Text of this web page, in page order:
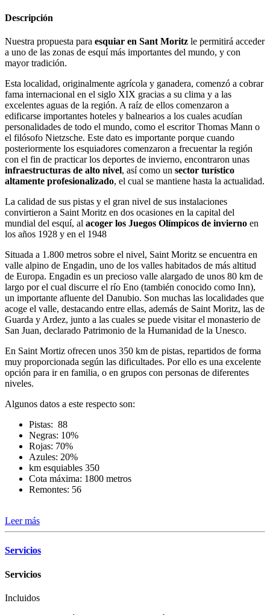
Descripción
Nuestra propuesta para esquiar en Sant Moritz le permitirá acceder
a uno de las zonas de esquí más importantes del mundo, y con
mayor tradición.
Esta localidad, originalmente agrícola y ganadera, comenzó a cobrar
fama internacional en el siglo XIX gracias a su clima y a las
excelentes aguas de la región. A raíz de ellos comenzaron a
edificarse importantes hoteles y balnearios a los cuales acudían
personalidades de todo el mundo, como el escritor Thomas Mann o
el filósofo Nietzsche. Este dato es importante porque cuando
posteriormente los esquiadores comenzaron a frecuentar la región
con el fin de practicar los deportes de invierno, encontraron unas
infraestructuras de alto nivel, así como un sector turístico
altamente profesionalizado, el cual se mantiene hasta la actualidad.
La calidad de sus pistas y el gran nivel de sus instalaciones
convirtieron a Saint Moritz en dos ocasiones en la capital del
mundial del esquí, al acoger los Juegos Olímpicos de invierno en
los años 1928 y en el 1948
Situada a 1.800 metros sobre el nivel, Saint Moritz se encuentra en
valle alpino de Engadin, uno de los valles habitados de más altitud
de Europa. Engadin es un precioso valle alargado de unos 80 km de
largo por el cual discurre el río Eno (también conocido como Inn),
un importante afluente del Danubio. Son muchas las localidades que
acoge el valle, destacando entre ellas, además de Saint Moritz, las de
Guarda y Ardez, junto a las cuales se puede visitar el monasterio de
San Juan, declarado Patrimonio de la Humanidad de la Unesco.
En Saint Mortiz ofrecen unos 350 km de pistas, repartidos de forma
muy proporcionada según las dificultades. Por ello es una excelente
opción para ir en familia, o en grupos con personas de diferentes
niveles.
Algunos datos a este respecto son:
Pistas: 88
Negras: 10%
Rojas: 70%
Azules: 20%
km esquiables 350
Cota máxima: 1800 metros
Remontes: 56
Leer más
Servicios
Servicios
Incluidos